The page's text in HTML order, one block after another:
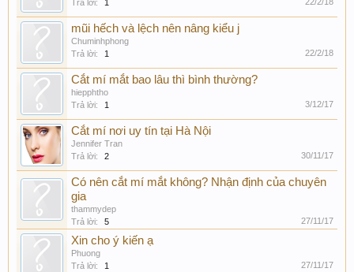
Trả lời:
1
mũi hếch và lệch nên nâng kiểu j
Chuminhphong
Trả lời:
1 22/2/18
Cắt mí mắt bao lâu thì bình thường?
hiepphtho
Trả lời:
1 3/12/17
Cắt mí nơi uy tín tại Hà Nội
Jennifer Tran
Trả lời:
2 30/11/17
Có nên cắt mí mắt không? Nhận định của chuyên
gia
thammydep
Trả lời:
5 27/11/17
Xin cho ý kiến ạ
Phuong
Trả lời:
1 27/11/17